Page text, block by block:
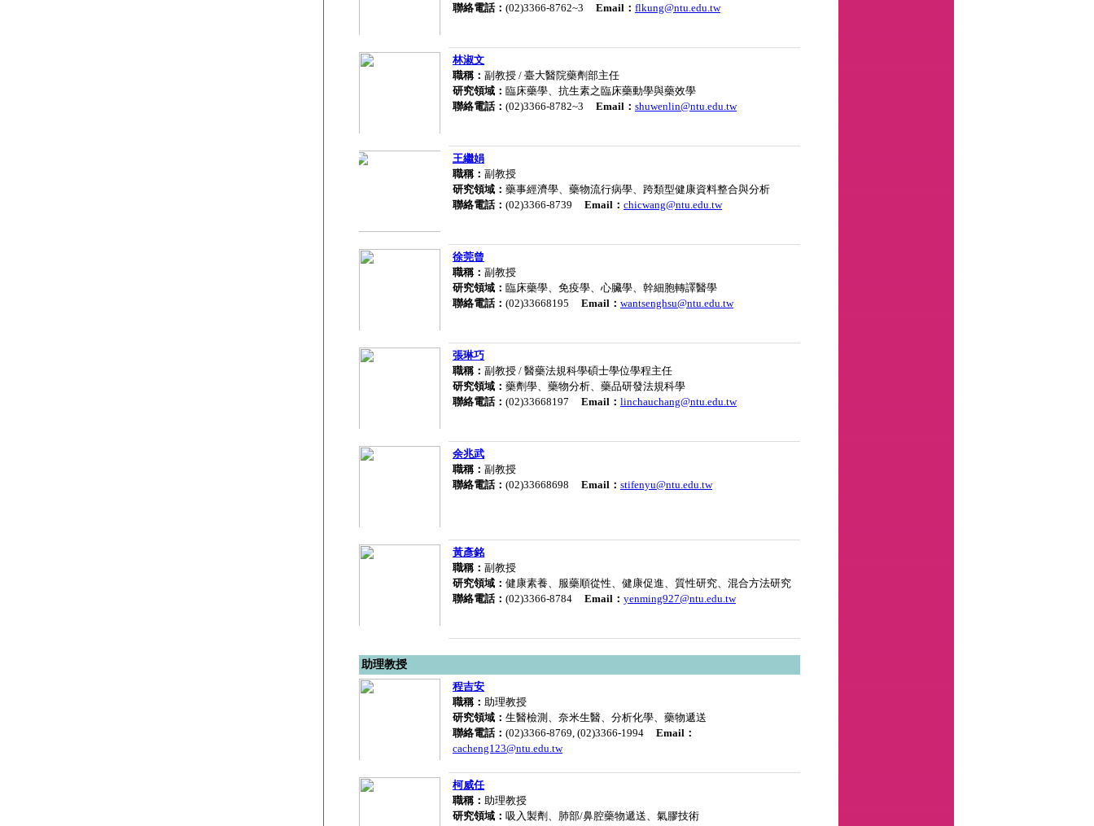
聯絡電話： (02)3366-8762~3 Email： flkung@ntu.edu.tw
林淑文
職稱： 副教授 / 臺大醫院藥劑部主任
研究領域： 臨床藥學、抗生素之臨床藥動學與藥效學
聯絡電話： (02)3366-8782~3 Email： shuwenlin@ntu.edu.tw
王繼娟
職稱： 副教授
研究領域： 藥事經濟學、藥物流行病學、跨類型健康資料整合與分析
聯絡電話： (02)3366-8739 Email： chicwang@ntu.edu.tw
徐莞曾
職稱： 副教授
研究領域： 臨床藥學、免疫學、心臟學、幹細胞轉譯醫學
聯絡電話： (02)33668195 Email： wantsenghsu@ntu.edu.tw
張琳巧
職稱： 副教授 / 醫藥法規科學碩士學位學程主任
研究領域： 藥劑學、藥物分析、藥品研發法規科學
聯絡電話： (02)33668197 Email： linchauchang@ntu.edu.tw
余兆武
職稱： 副教授
聯絡電話： (02)33668698 Email： stifenyu@ntu.edu.tw
黃彥銘
職稱： 副教授
研究領域： 健康素養、服藥順從性、健康促進、質性研究、混合方法研究
聯絡電話： (02)3366-8784 Email： yenming927@ntu.edu.tw
助理教授
程吉安
職稱： 助理教授
研究領域： 生醫檢測、奈米生醫、分析化學、藥物遞送
聯絡電話： (02)3366-8769, (02)3366-1994 Email：
cacheng123@ntu.edu.tw
柯威任
職稱： 助理教授
研究領域： 吸入製劑、肺部/鼻腔藥物遞送、氣膠技術